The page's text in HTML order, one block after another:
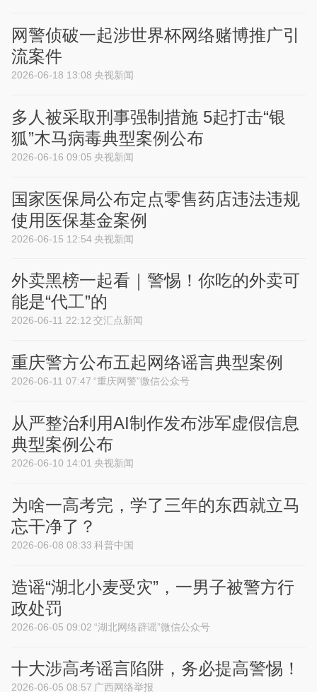
网警侦破一起涉世界杯网络赌博推广引
流案件
2026-06-18 13:08 央视新闻
多人被采取刑事强制措施 5起打击“银
狐”木马病毒典型案例公布
2026-06-16 09:05 央视新闻
国家医保局公布定点零售药店违法违规
使用医保基金案例
2026-06-15 12:54 央视新闻
外卖黑榜一起看｜警惕！你吃的外卖可
能是“代工”的
2026-06-11 22:12 交汇点新闻
重庆警方公布五起网络谣言典型案例
2026-06-11 07:47 “重庆网警”微信公众号
从严整治利用AI制作发布涉军虚假信息
典型案例公布
2026-06-10 14:01 央视新闻
为啥一高考完，学了三年的东西就立马
忘干净了？
2026-06-08 08:33 科普中国
造谣“湖北小麦受灾”，一男子被警方行
政处罚
2026-06-05 09:02 “湖北网络辟谣”微信公众号
十大涉高考谣言陷阱，务必提高警惕！
2026-06-05 08:57 广西网络举报